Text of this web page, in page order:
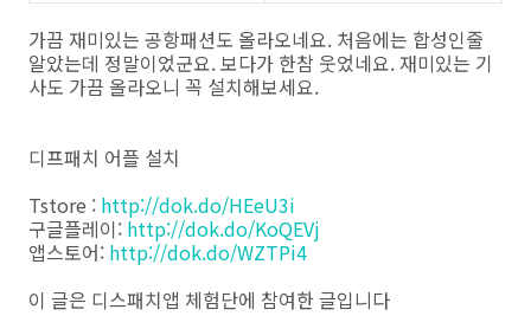
가끔 재미있는 공항패션도 올라오네요. 처음에는 합성인줄
알았는데 정말이었군요. 보다가 한참 웃었네요. 재미있는 기
사도 가끔 올라오니 꼭 설치해보세요.
디프패치 어플 설치
Tstore : http://dok.do/HEeU3i
구글플레이: http://dok.do/KoQEVj
앱스토어: http://dok.do/WZTPi4
이 글은 디스패치앱 체험단에 참여한 글입니다